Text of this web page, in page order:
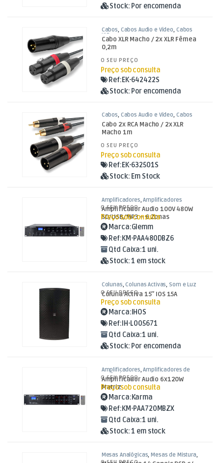
Stock: Por encomenda
Cabos, Cabos Áudio e Vídeo, Cabos
XLR
Cabo XLR Macho / 2x XLR Fêmea
0,2m
O SEU PREÇO
Preço sob consulta
Ref:EK-642422S
Stock: Por encomenda
Cabos, Cabos Áudio e Vídeo, Cabos
RCA
Cabo 2x RCA Macho / 2x XLR
Macho 1m
O SEU PREÇO
Preço sob consulta
Ref:EK-632501S
Stock: Em Stock
Amplificadores ,Amplificadores
L100V,Som e Luz
Amplificador Audio 100V 480W
SD/USB/MP3 – 6 Zonas
O SEU PREÇO
Preço sob consulta
Marca:Glemm
Ref:KM-PAA480DBZ6
Qtd Caixa:1 uni.
Stock: 1 em stock
Colunas,Colunas Activas, Som e Luz
Coluna Activa 15″ IOS 15A
O SEU PREÇO
Preço sob consulta
Marca: IHOS
Ref: IH-L005671
Qtd Caixa:1 uni.
Stock: Por encomenda
Amplificadores,Amplificadores de
Potência,Som e Luz
Amplificador Audio 6x120W
Matriz
O SEU PREÇO
Preço sob consulta
Marca:Karma
Ref:KM-PAA720MBZX
Qtd Caixa:1 uni.
Stock: 1 em stock
Mesas Analógicas ,Mesas de Mistura
Som e Luz